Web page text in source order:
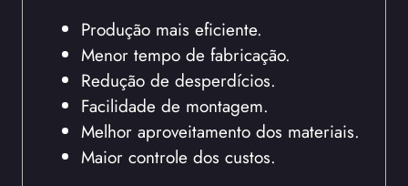
Produção mais eficiente.
Menor tempo de fabricação.
Redução de desperdícios.
Facilidade de montagem.
Melhor aproveitamento dos materiais.
Maior controle dos custos.